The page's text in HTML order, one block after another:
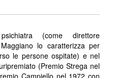
(come direttore
lo caratterizza per
le persone ospitate) e nel
(Premio Strega nel